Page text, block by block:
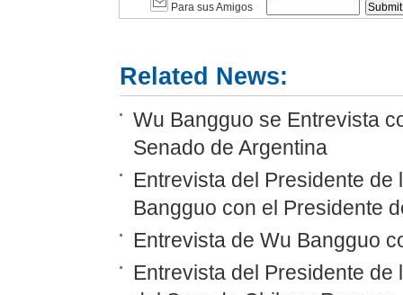
Para sus Amigos
Related News:
Wu Bangguo se Entrevista
Senado de Argentina
Entrevista del Presidente
Bangguo con el Presidente
Entrevista de Wu Bangguo
Entrevista del Presidente